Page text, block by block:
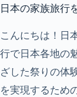
日本の家族旅行
こんにちは！日
行で日本各地の
ざした祭りの体
を実現するため